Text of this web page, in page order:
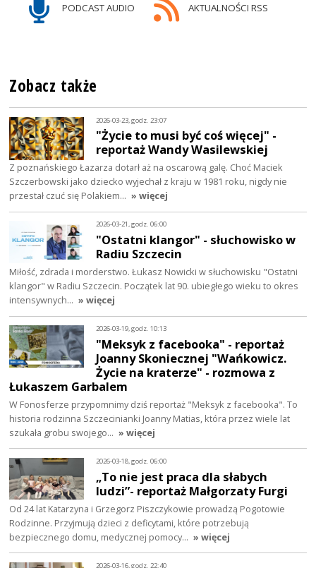
PODCAST AUDIO AKTUALNOŚCI RSS
Zobacz także
2026-03-23, godz. 23:07
"Życie to musi być coś więcej" -
reportaż Wandy Wasilewskiej
Z poznańskiego Łazarza dotarł aż na oscarową galę. Choć Maciek
Szczerbowski jako dziecko wyjechał z kraju w 1981 roku, nigdy nie
przestał czuć się Polakiem… » więcej
2026-03-21, godz. 06:00
"Ostatni klangor" - słuchowisko w
Radiu Szczecin
Miłość, zdrada i morderstwo. Łukasz Nowicki w słuchowisku "Ostatni
klangor" w Radiu Szczecin. Początek lat 90. ubiegłego wieku to okres
intensywnych… » więcej
2026-03-19, godz. 10:13
"Meksyk z facebooka" - reportaż
Joanny Skoniecznej "Wańkowicz.
Życie na kraterze" - rozmowa z
Łukaszem Garbalem
W Fonosferze przypomnimy dziś reportaż "Meksyk z facebooka". To
historia rodzinna Szczecinianki Joanny Matias, która przez wiele lat
szukała grobu swojego… » więcej
2026-03-18, godz. 06:00
„To nie jest praca dla słabych
ludzi”- reportaż Małgorzaty Furgi
Od 24 lat Katarzyna i Grzegorz Piszczykowie prowadzą Pogotowie
Rodzinne. Przyjmują dzieci z deficytami, które potrzebują
bezpiecznego domu, medycznej pomocy… » więcej
2026-03-16, godz. 22:40